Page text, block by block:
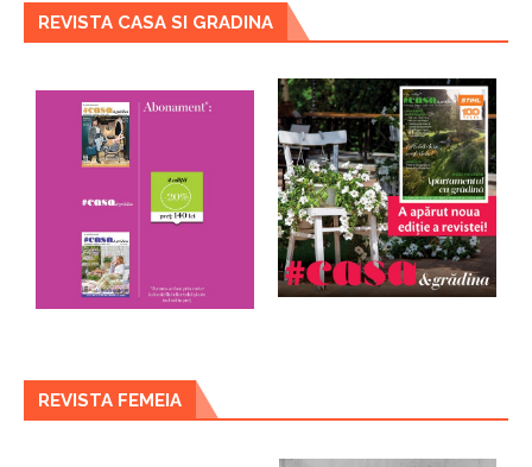
REVISTA CASA SI GRADINA
REVISTA FEMEIA